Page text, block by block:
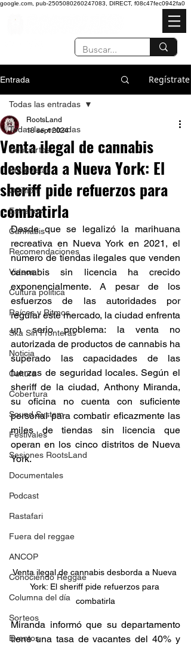
google.com, pub-2505080260247083, DIRECT, f08c47fec0942fa0
Entrada Regístrate
Todas las entradas
Conciertos
Entrevistas
Opinión
Estrenos
Cannabis
Recomendaciones
Videos
Cultura política
Raíces y Ritmos
Ska Sin Fronteras
Noticia
Cultura
Cobertura
Sound System
Festivales
Sesiones RootsLand
Documentales
Podcast
Rastafari
Fuera del reggae
ANCOP
Conociendo Reggae
Columna del día
Sorteos
Eventos
Todas las entradas
Venta ilegal de cannabis
desborda a Nueva York: El
sheriff pide refuerzos para
combatirla
RootsLand
18 sept 2024
Desde que se legalizó la marihuana
recreativa en Nueva York en 2021, el
número de tiendas ilegales que venden
cannabis sin licencia ha crecido
exponencialmente. A pesar de los
esfuerzos de las autoridades por
regular este mercado, la ciudad enfrenta
un serio problema: la venta no
autorizada de productos de cannabis ha
superado las capacidades de las
fuerzas de seguridad locales. Según el
sheriff de la ciudad, Anthony Miranda,
su oficina no cuenta con suficiente
personal para combatir eficazmente las
miles de tiendas sin licencia que
operan en los cinco distritos de Nueva
York.
Venta ilegal de cannabis desborda a Nueva
York: El sheriff pide refuerzos para
combatirla
Miranda informó que su departamento
tiene una tasa de vacantes del 40% y